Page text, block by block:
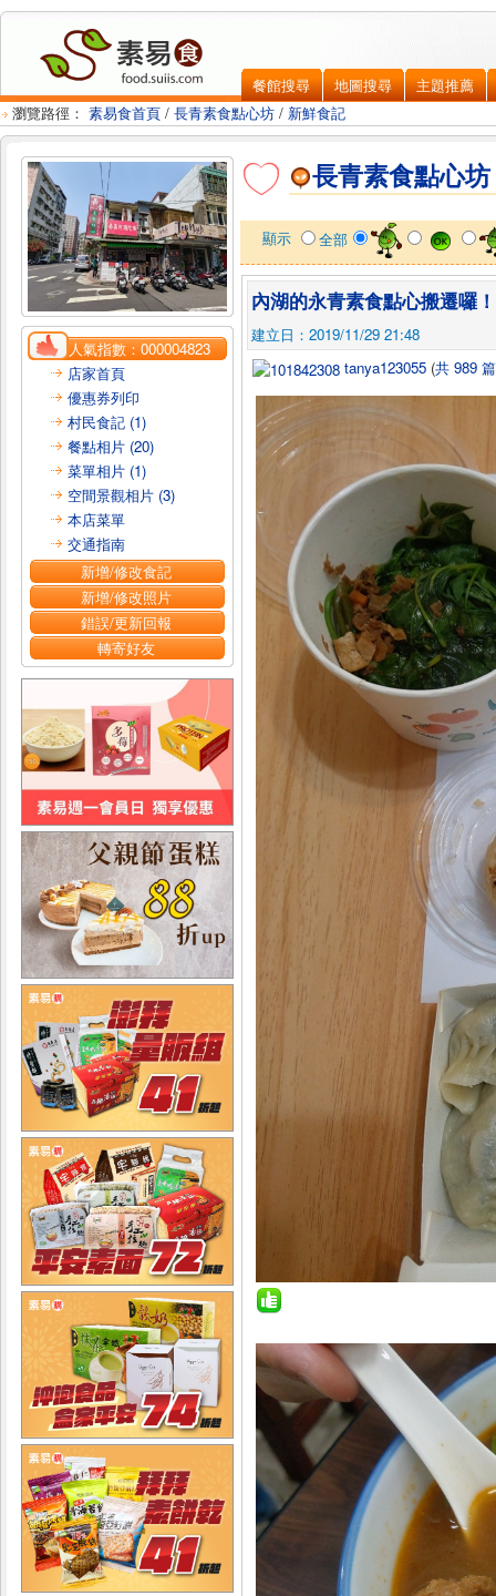
餐館搜尋 地圖搜尋
主題推薦
瀏覽路徑： 素易食首頁 / 長青素食點心坊 / 新鮮食記
人氣指數：000004823
店家首頁
優惠券列印
村民食記 (1)
餐點相片 (20)
菜單相片 (1)
空間景觀相片 (3)
本店菜單
交通指南
新增/修改食記
新增/修改照片
錯誤/更新回報
轉寄好友
長青素食點心坊
顯示 全部
內湖的永青素食點心搬遷囉
建立日：2019/11/29 21:48
tanya123055 (共 989